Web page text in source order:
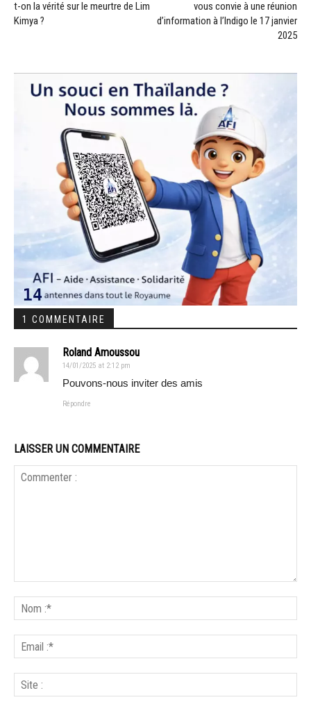
t-on la vérité sur le meurtre de Lim
Kimya ?
vous convie à une réunion
d’information à l’Indigo le 17 janvier
2025
1 COMMENTAIRE
Roland Amoussou
14/01/2025 at 2:12 pm
Pouvons-nous inviter des amis
Répondre
LAISSER UN COMMENTAIRE